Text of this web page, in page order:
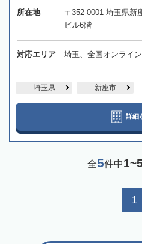
所在地
〒352-0001 埼玉県
ビル6階
対応エリア 埼玉、全国オンライ
埼玉県 新座市
詳細
全5件中1~5
1